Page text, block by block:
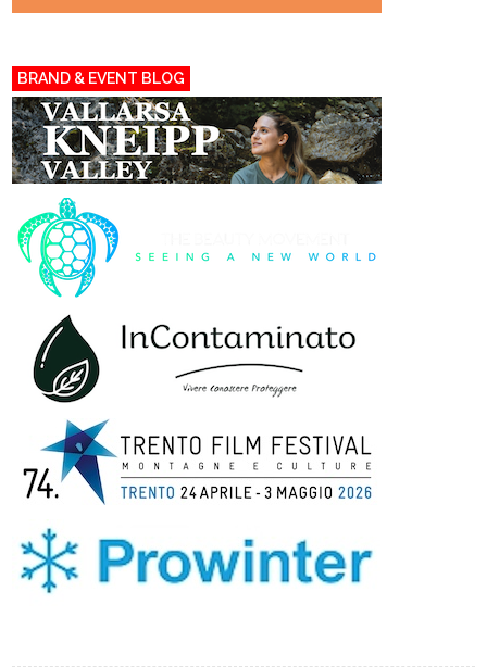
BRAND & EVENT BLOG